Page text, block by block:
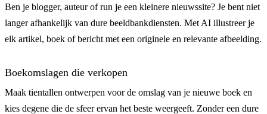
Ben je blogger, auteur of run je een kleinere nieuwssite? Je bent niet
langer afhankelijk van dure beeldbankdiensten. Met AI illustreer je
elk artikel, boek of bericht met een originele en relevante afbeelding.
Boekomslagen die verkopen
Maak tientallen ontwerpen voor de omslag van je nieuwe boek en
kies degene die de sfeer ervan het beste weergeeft. Zonder een dure